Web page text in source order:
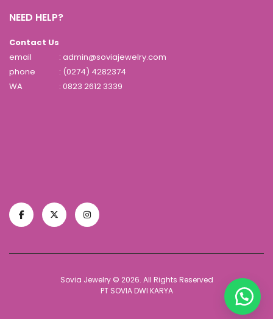
NEED HELP?
Contact Us
email
: admin@soviajewelry.com
phone
: (0274) 4282374
WA
: 0823 2612 3339
Sovia Jewelry © 2026. All Rights Reserved
PT SOVIA DWI KARYA